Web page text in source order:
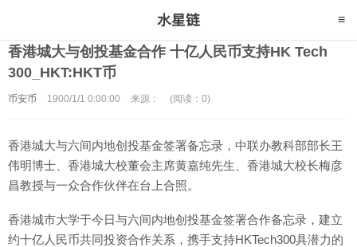
香港城大与创投基金合作 十亿人民币支持HK Tech
300_HKT:HKT币
币安币 1900/1/1 0:00:00 来源： (阅读：0)
香港城大与六间内地创投基金签署备忘录，中联办教科部部长王
伟明博士、香港城大校董会主席黄嘉纯先生、香港城大校长梅彦
昌教授与一众合作伙伴在台上合照。
香港城市大学于今日与六间内地创投基金签署合作备忘录，建立
约十亿人民币共同投资合作关系，携手支持HKTech300具潜力的